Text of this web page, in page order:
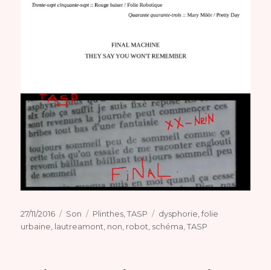
Publié
le
27/11/2016 Format
Son Catégories
Plinthes,TASP Étiquettes
dysphorie,folie
urbaine, lautreamont, non, robot, schéma,TASP